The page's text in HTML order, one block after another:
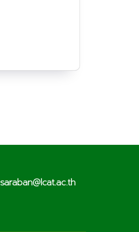
saraban@lcat.ac.th